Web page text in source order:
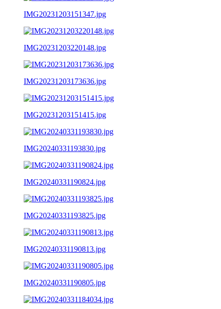
IMG20231203151347.jpg
IMG20231203220148.jpg
IMG20231203173636.jpg
IMG20231203151415.jpg
IMG20240331193830.jpg
IMG20240331190824.jpg
IMG20240331193825.jpg
IMG20240331190813.jpg
IMG20240331190805.jpg